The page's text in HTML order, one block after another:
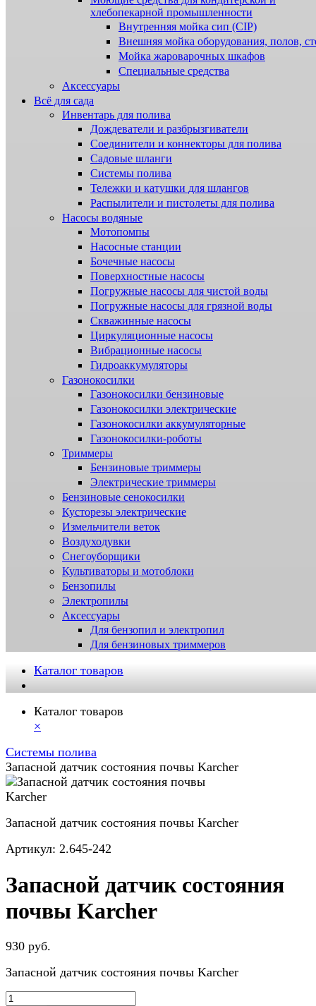
хлебопекарной промышленности
Внутренняя мойка сип (CIP)
Внешняя мойка оборудования, полов,
Мойка жароварочных шкафов
Специальные средства
Аксессуары
Всё для сада
Инвентарь для полива
Дождеватели и разбрызгиватели
Соединители и коннекторы для полива
Садовые шланги
Системы полива
Тележки и катушки для шлангов
Распылители и пистолеты для полива
Насосы водяные
Мотопомпы
Насосные станции
Бочечные насосы
Поверхностные насосы
Погружные насосы для чистой воды
Погружные насосы для грязной воды
Скважинные насосы
Циркуляционные насосы
Вибрационные насосы
Гидроаккумуляторы
Газонокосилки
Газонокосилки бензиновые
Газонокосилки электрические
Газонокосилки аккумуляторные
Газонокосилки-роботы
Триммеры
Бензиновые триммеры
Электрические триммеры
Бензиновые сенокосилки
Кусторезы электрические
Измельчители веток
Воздуходувки
Снегоуборщики
Культиваторы и мотоблоки
Бензопилы
Электропилы
Аксессуары
Для бензопил и электропил
Для бензиновых триммеров
Каталог товаров
Каталог товаров
×
Системы полива
Запасной датчик состояния почвы Karcher
Запасной датчик состояния почвы Karcher
Артикул: 2.645-242
Запасной датчик состояния
почвы Karcher
930 руб.
Запасной датчик состояния почвы Karcher